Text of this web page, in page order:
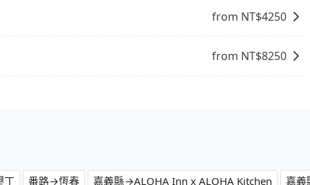
from NT$4250
from NT$8250
丁 番路→恆春 嘉義縣→ALOHA Inn x ALOHA Kitchen 嘉